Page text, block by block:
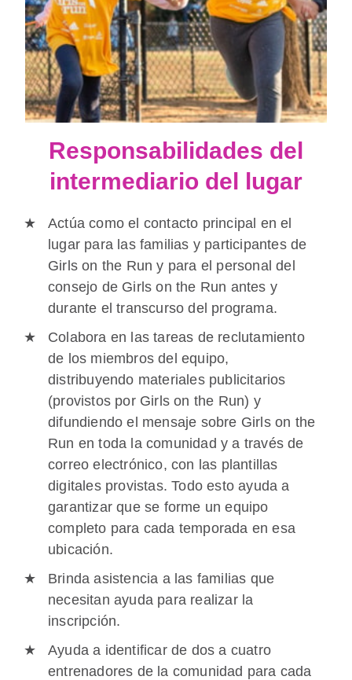
Responsabilidades del
intermediario del lugar
Actúa como el contacto principal en el
lugar para las familias y participantes de
Girls on the Run y para el personal del
consejo de Girls on the Run antes y
durante el transcurso del programa.
Colabora en las tareas de reclutamiento
de los miembros del equipo,
distribuyendo materiales publicitarios
(provistos por Girls on the Run) y
difundiendo el mensaje sobre Girls on the
Run en toda la comunidad y a través de
correo electrónico, con las plantillas
digitales provistas. Todo esto ayuda a
garantizar que se forme un equipo
completo para cada temporada en esa
ubicación.
Brinda asistencia a las familias que
necesitan ayuda para realizar la
inscripción.
Ayuda a identificar de dos a cuatro
entrenadores de la comunidad para cada